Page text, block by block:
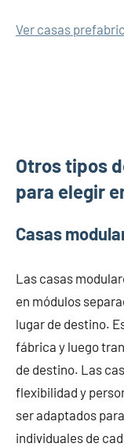
Ver casas
Otros tipos
para elegir
Casas
Las casas
en módulos
lugar de destino.
fábrica y luego
de destino. Las
flexibilidad y
ser adaptados
individuales de